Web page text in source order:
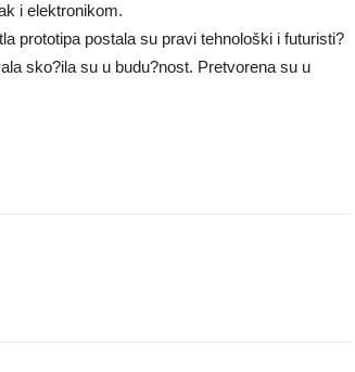
i elektronikom.
prototipa postala su pravi tehnološki i futuristi?
sko?ila su u budu?nost. Pretvorena su u